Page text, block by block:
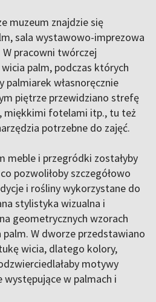
muzeum znajdzie się
sala wystawowo-imprezowa
pracowni twórczej
palm, podczas których
palmiarek własnoręcznie
piętrze przewidziano strefę
miękkimi fotelami itp., tu też
potrzebne do zajęć.
meble i przegródki zostałyby
pozwoliłoby szczegółowo
i rośliny wykorzystane do
stylistyka wizualna i
geometrycznych wzorach
W dworze przedstawiano
wicia, dlatego kolory,
motywy
w palmach i